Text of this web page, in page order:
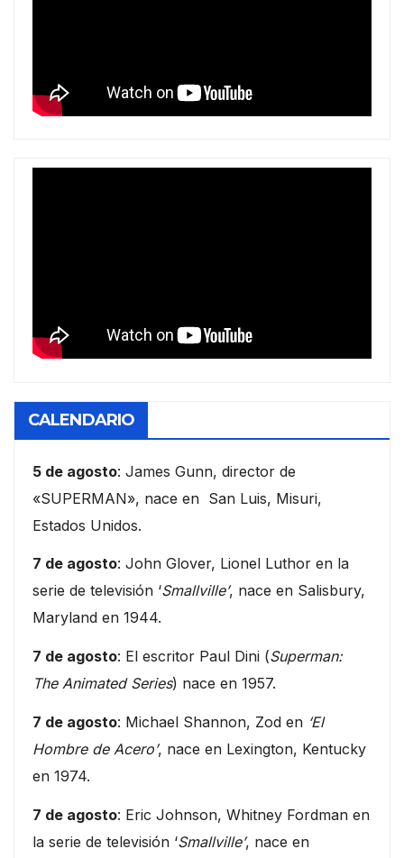
CALENDARIO
5 de agosto: James Gunn, director de
«SUPERMAN», nace en San Luis, Misuri,
Estados Unidos.
7 de agosto: John Glover, Lionel Luthor en la
serie de televisión ‘Smallville’, nace en Salisbury,
Maryland en 1944.
7 de agosto: El escritor Paul Dini (Superman:
The Animated Series) nace en 1957.
7 de agosto: Michael Shannon, Zod en ‘El
Hombre de Acero’, nace en Lexington, Kentucky
en 1974.
7 de agosto: Eric Johnson, Whitney Fordman en
la serie de televisión ‘Smallville’, nace en